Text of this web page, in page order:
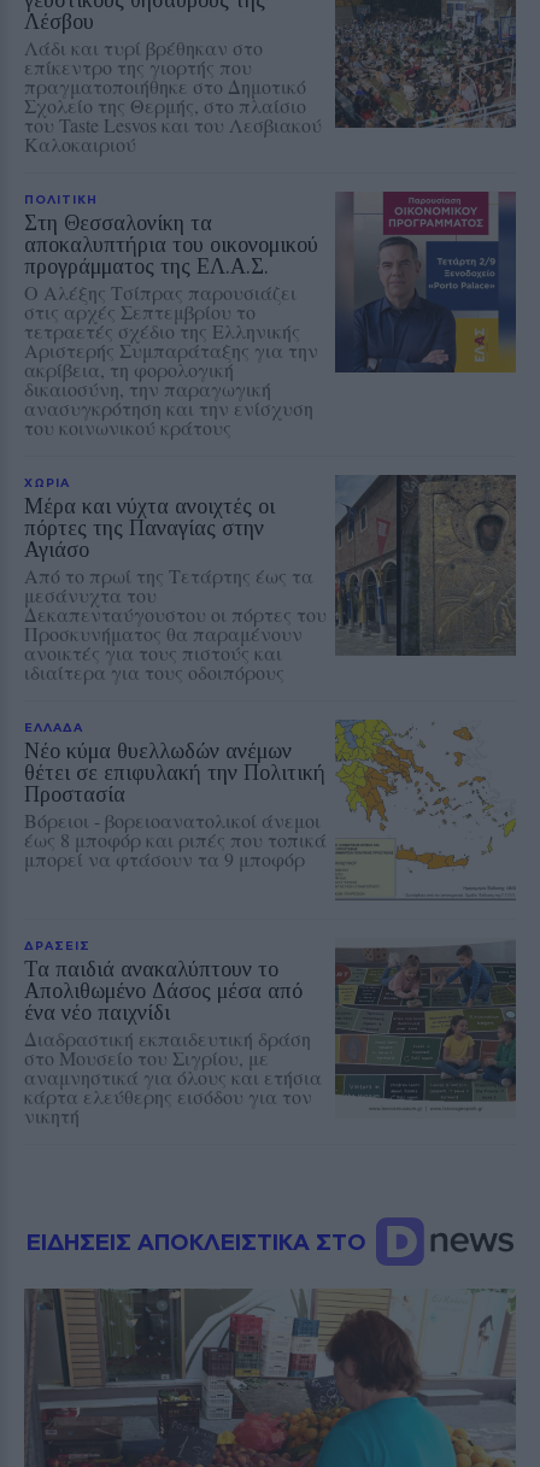
Λέσβου
Λάδι και τυρί βρέθηκαν στο
επίκεντρο της γιορτής που
πραγματοποιήθηκε στο Δημοτικό
Σχολείο της Θερμής, στο πλαίσιο
του Taste Lesvos και του Λεσβιακού
Καλοκαιριού
ΠΟΛΙΤΙΚΗ
Στη Θεσσαλονίκη τα
αποκαλυπτήρια του οικονομικού
προγράμματος της ΕΛ.Α.Σ.
Ο Αλέξης Τσίπρας παρουσιάζει
στις αρχές Σεπτεμβρίου το
τετραετές σχέδιο της Ελληνικής
Αριστερής Συμπαράταξης για την
ακρίβεια, τη φορολογική
δικαιοσύνη, την παραγωγική
ανασυγκρότηση και την ενίσχυση
του κοινωνικού κράτους
ΧΩΡΙΑ
Μέρα και νύχτα ανοιχτές οι
πόρτες της Παναγίας στην
Αγιάσο
Από το πρωί της Τετάρτης έως τα
μεσάνυχτα του
Δεκαπενταύγουστου οι πόρτες του
Προσκυνήματος θα παραμένουν
ανοικτές για τους πιστούς και
ιδιαίτερα για τους οδοιπόρους
ΕΛΛΑΔΑ
Νέο κύμα θυελλωδών ανέμων
θέτει σε επιφυλακή την Πολιτική
Προστασία
Βόρειοι - βορειοανατολικοί άνεμοι
έως 8 μποφόρ και ριπές που τοπικά
μπορεί να φτάσουν τα 9 μποφόρ
ΔΡΑΣΕΙΣ
Τα παιδιά ανακαλύπτουν το
Απολιθωμένο Δάσος μέσα από
ένα νέο παιχνίδι
Διαδραστική εκπαιδευτική δράση
στο Μουσείο του Σιγρίου, με
αναμνηστικά για όλους και ετήσια
κάρτα ελεύθερης εισόδου για τον
νικητή
ΕΙΔΗΣΕΙΣ ΑΠΟΚΛΕΙΣΤΙΚΑ ΣΤΟ